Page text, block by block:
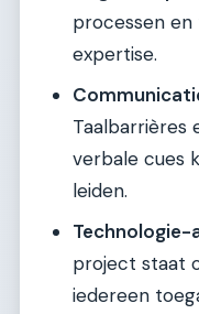
processen
expertise.
Taalbarrières
verbale cues
leiden.
Technologie-
project staat
iedereen